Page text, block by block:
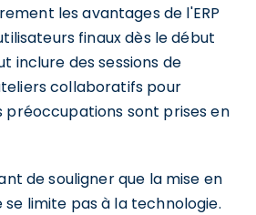
les avantages de l'ERP
finaux dès le début
inclure des sessions de
collaboratifs pour
préoccupations sont prises en
de souligner que la mise en
se limite pas à la technologie.